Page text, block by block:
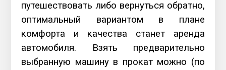
путешествовать либо вернуться обратно,
оптимальный вариантом в плане
комфорта и качества станет аренда
автомобиля. Взять предварительно
выбранную машину в прокат можно (по